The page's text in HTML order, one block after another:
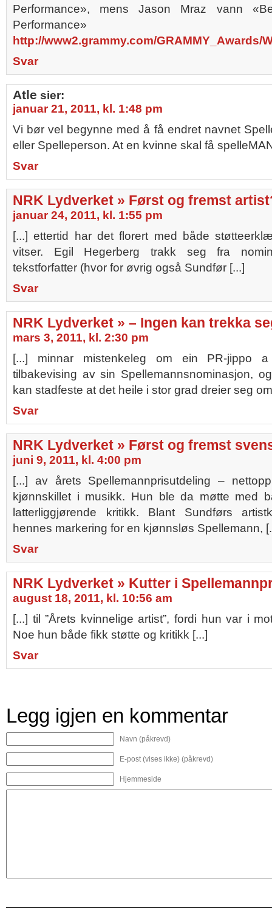
Performance», mens Jason Mraz vann
http://www2.grammy.com/GRAMMY_Awards/
Svar
Atle sier:
januar 21, 2011, kl. 1:48 pm
Vi bør vel begynne med å få endret navnet
eller Spelleperson. At en kvinne skal få
Svar
NRK Lydverket » Først og fremst
januar 24, 2011, kl. 1:55 pm
[...] ettertid har det florert med både
vitser. Egil Hegerberg trakk seg fra
tekstforfatter (hvor for øvrig også Sundfør [...]
Svar
NRK Lydverket » – Ingen kan trekka
mars 3, 2011, kl. 2:30 pm
[...] minnar mistenkeleg om ein PR-jippo
tilbakevising av sin Spellemannsnominasjon,
kan stadfeste at det heile i stor grad dreier seg
Svar
NRK Lydverket » Først og fremst
juni 9, 2011, kl. 4:00 pm
[...] av årets Spellemannprisutdeling –
kjønnskillet i musikk. Hun ble da møtte med
latterliggjørende kritikk. Blant Sundførs
hennes markering for en kjønnsløs Spellemann,
Svar
NRK Lydverket » Kutter i
august 18, 2011, kl. 10:56 am
[...] til ”Årets kvinnelige artist”, fordi hun var i
Noe hun både fikk støtte og kritikk [...]
Svar
Legg igjen en kommentar
Navn (påkrevd)
E-post (vises ikke) (påkrevd)
Hjemmeside